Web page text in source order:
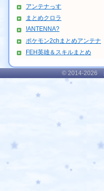
アンテナっす
まとめクロラ
!ANTENNA?
ポケモン2chまとめアンテナ
FEH英雄＆スキルまとめ
© 2014-2026